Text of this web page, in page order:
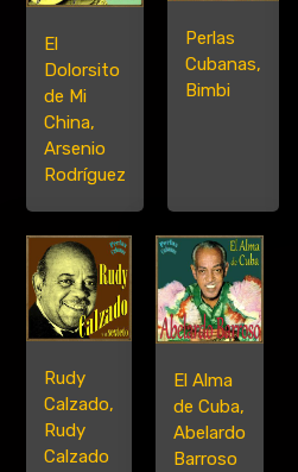
El
Dolorsito
de Mi
China,
Arsenio
Rodríguez
Perlas
Cubanas,
Bimbi
Rudy
Calzado,
Rudy
Calzado
El Alma
de Cuba,
Abelardo
Barroso